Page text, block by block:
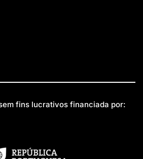
fins lucrativos financiada por: